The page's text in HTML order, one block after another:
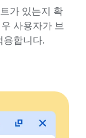
가 있는지 확
사용자가 브
용합니다.